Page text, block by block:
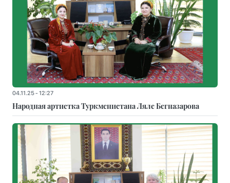
04.11.25 - 12:27
Народная артистка Туркменистана Ляле Бегназарова